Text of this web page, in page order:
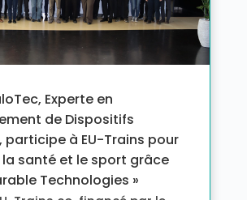
Experte en
de Dispositifs
participe à EU-Trains pour
santé et le sport grâce
Technologies »